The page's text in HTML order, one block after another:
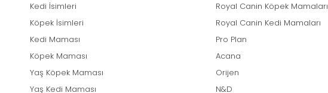
Kedi İsimleri
Köpek İsimleri
Kedi Maması
Köpek Maması
Yaş Köpek Maması
Yaş Kedi Maması
Royal Canin Köpek Mamaları
Royal Canin Kedi Mamaları
Pro Plan
Acana
Orijen
N&D